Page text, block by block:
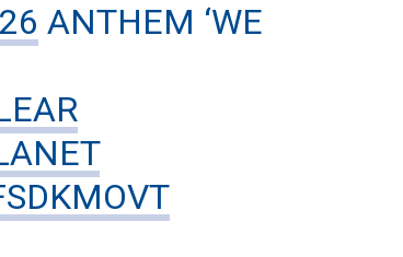
ANTHEM ‘WE